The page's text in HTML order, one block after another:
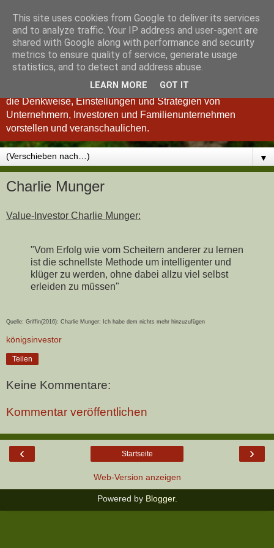
Königsinvestor
"Wer verstanden hat, was einen guten Investor ausmacht, ist
auch ein besserer Unternehmer und umgekehrt." so Charlie
Munger. Deshalb möchten wir Ihnen im Königsinvestor-Blog
die Denkweise, Einstellungen und Strategien von
Unternehmern, Investoren und Familienunternehmen
vorstellen und veranschaulichen.
▼
Charlie Munger
Value-Investor Charlie Munger:
"Vom Erfolg wie vom Scheitern anderer zu lernen
ist die schnellste Methode um intelligenter und
klüger zu werden, ohne dabei allzu viel selbst
erleiden zu müssen"
Quelle: Griffin(2016): Charlie Munger: Ich habe dem nichts mehr hinzuzufügen
königsinvestor
Teilen
Keine Kommentare:
Kommentar veröffentlichen
‹ ›
Startseite
Web-Version anzeigen
Powered by Blogger.
This site uses cookies from Google to deliver its services
and to analyze traffic. Your IP address and user-agent are
shared with Google along with performance and security
metrics to ensure quality of service, generate usage
statistics, and to detect and address abuse.
LEARN MORE GOT IT